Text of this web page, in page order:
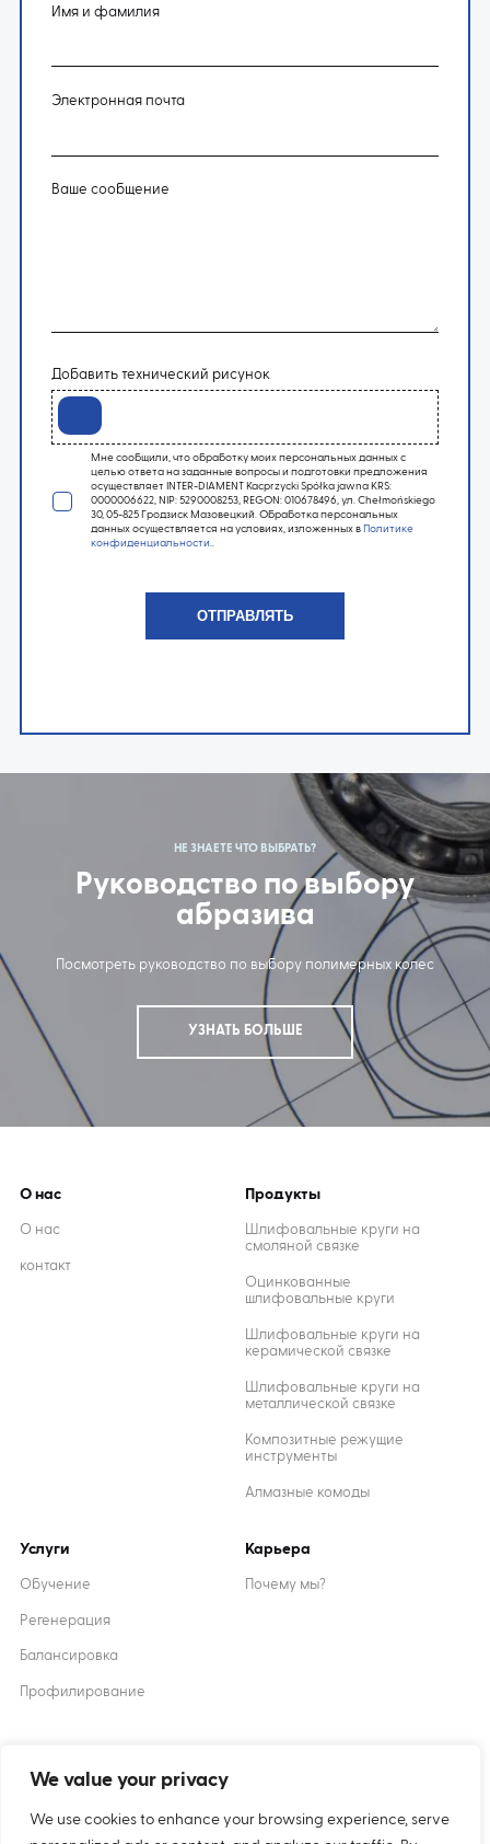
We value your privacy
We use cookies to enhance your browsing experience, serve
Имя и фамилия
Электронная почта
Ваше сообщение
Добавить технический рисунок
Мне сообщили, что обработку моих персональных данных с
целью ответа на заданные вопросы и подготовки предложения
осуществляет INTER-DIAMENT Kacprzycki Spółka jawna KRS:
0000006622, NIP: 5290008253, REGON: 010678496, ул. Chełmońskiego
30, 05-825 Гродзиск Мазовецкий. Обработка персональных
данных осуществляется на условиях, изложенных в Политике
конфиденциальности
НЕ ЗНАЕТЕ ЧТО ВЫБРАТЬ?
Руководство по выбору
абразива
Посмотреть руководство по выбору полимерных колес
УЗНАТЬ БОЛЬШЕ
О нас
О нас
контакт
Продукты
Шлифовальные круги на
смоляной связке
Оцинкованные
шлифовальные круги
Шлифовальные круги на
керамической связке
Шлифовальные круги на
металлической связке
Композитные режущие
инструменты
Алмазные комоды
Услуги
Обучение
Регенерация
Балансировка
Профилирование
Карьера
Почему мы?